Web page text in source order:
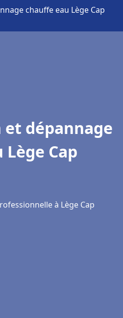
chauffe eau Lège Cap
dépannage
Cap
à Lège Cap